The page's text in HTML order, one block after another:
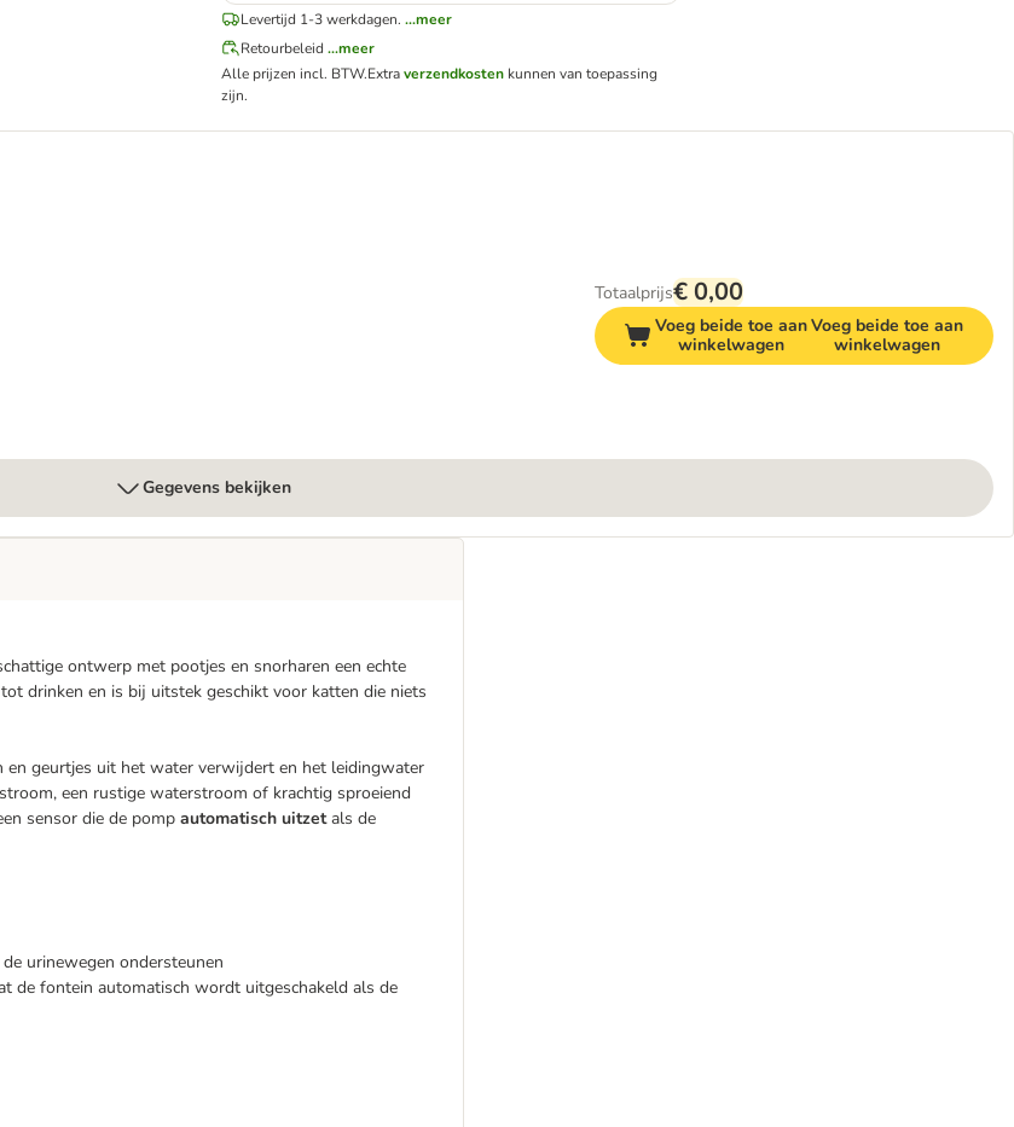
Levertijd 1-3 werkdagen. ...meer
Retourbeleid ...meer
Alle prijzen incl. BTW.Extraverzendkosten kunnen van toepassing
zijn.
Totaalprijs€ 0,00
Voeg beide toe aan
winkelwagen
Voeg beide toe aan
winkelwagen
Gegevens bekijken
ontwerp met pootjes en snorharen een echte
drinken en is bij uitstek geschikt voor katten die niets
geurtjes uit het water verwijdert en het leidingwater
een rustige waterstroom of krachtig sproeiend
sensor die de pomp automatisch uitzetals de
urinewegen ondersteunen
de fontein automatisch wordt uitgeschakeld als de